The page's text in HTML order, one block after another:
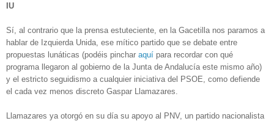
IU
Sí, al contrario que la prensa estuteciente, en la Gacetilla nos paramos a
hablar de Izquierda Unida, ese mítico partido que se debate entre
propuestas lunáticas (podéis pinchar aquí para recordar con qué
programa llegaron al gobierno de la Junta de Andalucía este mismo año)
y el estricto seguidismo a cualquier iniciativa del PSOE, como defiende
el cada vez menos discreto Gaspar Llamazares.
Llamazares ya otorgó en su día su apoyo al PNV, un partido nacionalista